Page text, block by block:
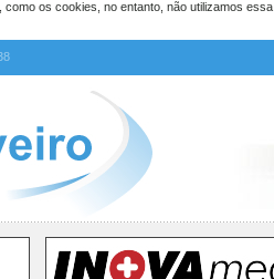
como os cookies, no entanto, não utilizamos